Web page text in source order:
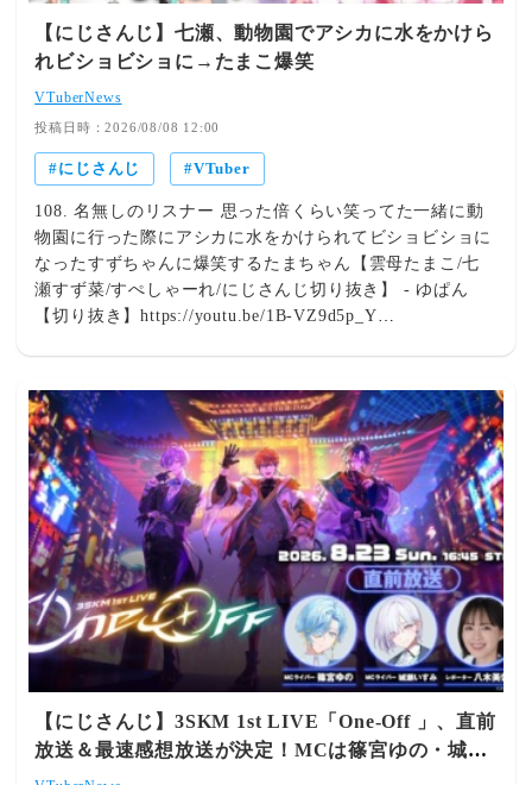
【にじさんじ】七瀬、動物園でアシカに水をかけら
れビショビショに→たまこ爆笑
VTuberNews
投稿日時：2026/08/08 12:00
にじさんじ VTuber
108. 名無しのリスナー 思った倍くらい笑ってた一緒に動
物園に行った際にアシカに水をかけられてビショビショに
なったすずちゃんに爆笑するたまちゃん【雲母たまこ/七
瀬すず菜/すぺしゃーれ/にじさんじ切り抜き】 - ゆぱん
【切り抜き】https://youtu.be/1B-VZ9d5p_Y
【にじさんじ】3SKM 1st LIVE「One-Off 」、直前
放送＆最速感想放送が決定！MCは篠宮ゆの・城瀬
いすみ【8/23(日)16:45～】